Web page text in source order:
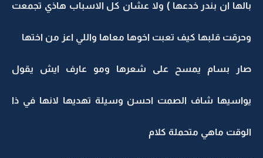
بالها ان بندر خدعها ) ولا عشان كل الاسباب هاذي تجمعت
وحرقت قلبها كيف تعبت اخوها معاها واللي اعز من اختها
صار بسام يمسح على شعرها ومو عارف ايش يقول
يواسيها شاف الصمت احسن وسيلة تهديها لانها في ذا
الوقت ماهي متحملة كلام